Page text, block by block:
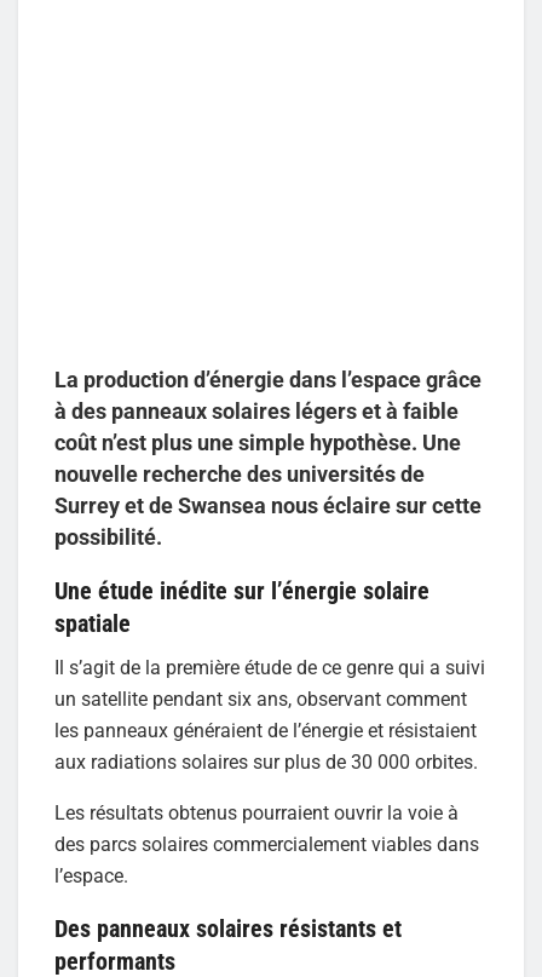
La production d’énergie dans l’espace grâce
à des panneaux solaires légers et à faible
coût n’est plus une simple hypothèse. Une
nouvelle recherche des universités de
Surrey et de Swansea nous éclaire sur cette
possibilité.
Une étude inédite sur l’énergie solaire
spatiale
Il s’agit de la première étude de ce genre qui a suivi
un satellite pendant six ans, observant comment
les panneaux généraient de l’énergie et résistaient
aux radiations solaires sur plus de 30 000 orbites.
Les résultats obtenus pourraient ouvrir la voie à
des parcs solaires commercialement viables dans
l’espace.
Des panneaux solaires résistants et
performants